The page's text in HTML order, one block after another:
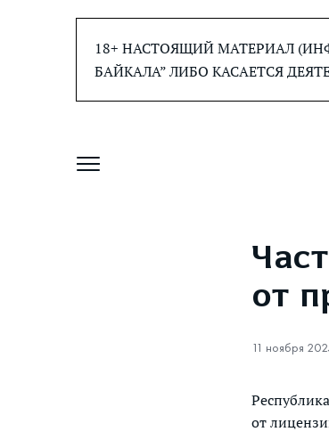
18+ НАСТОЯЩИЙ МАТЕРИАЛ
БАЙКАЛА” ЛИБО КАСАЕТСЯ
от
11 ноября
от